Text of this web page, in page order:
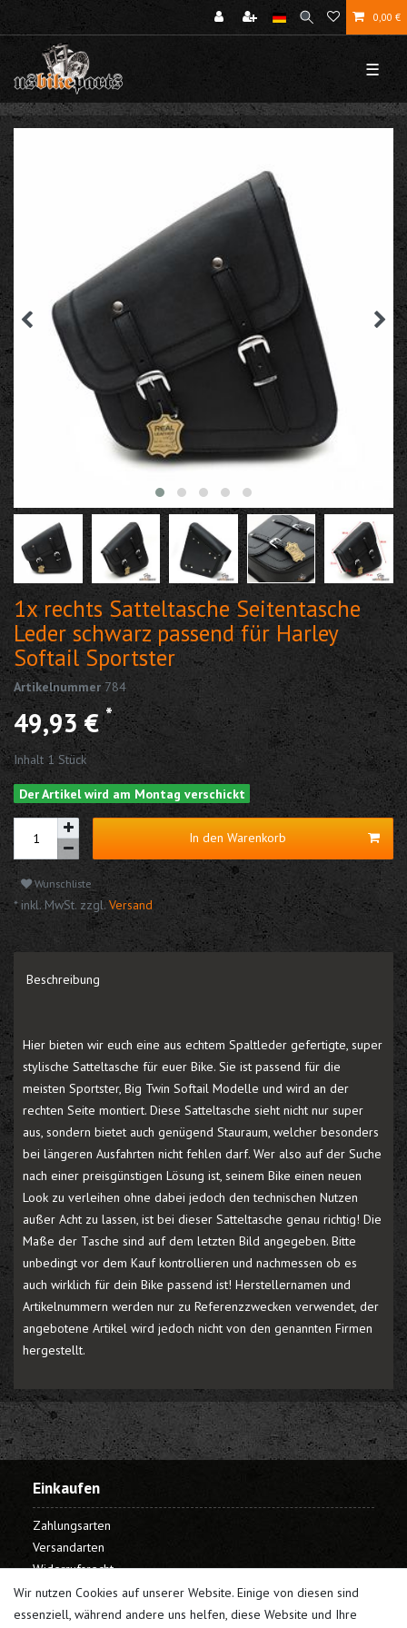
0,00 €
☰
1x rechts Satteltasche Seitentasche
Leder schwarz passend für Harley
Softail Sportster
Artikelnummer784
49,93 €*
Inhalt 1 Stück
Der Artikel wird am Montag verschickt
In den Warenkorb
Wunschliste
* inkl. MwSt. zzgl. Versand
Beschreibung
Hier bieten wir euch eine aus echtem Spaltleder gefertigte, super
stylische Satteltasche für euer Bike. Sie ist passend für die
meisten Sportster, Big Twin Softail Modelle und wird an der
rechten Seite montiert. Diese Satteltasche sieht nicht nur super
aus, sondern bietet auch genügend Stauraum, welcher besonders
bei längeren Ausfahrten nicht fehlen darf. Wer also auf der Suche
nach einer preisgünstigen Lösung ist, seinem Bike einen neuen
Look zu verleihen ohne dabei jedoch den technischen Nutzen
außer Acht zu lassen, ist bei dieser Satteltasche genau richtig! Die
Maße der Tasche sind auf dem letzten Bild angegeben. Bitte
unbedingt vor dem Kauf kontrollieren und nachmessen ob es
auch wirklich für dein Bike passend ist! Herstellernamen und
Artikelnummern werden nur zu Referenzzwecken verwendet, der
angebotene Artikel wird jedoch nicht von den genannten Firmen
hergestellt.
Wir nutzen Cookies auf unserer Website. Einige von diesen sind
essenziell, während andere uns helfen, diese Website und Ihre
Einkaufen
Zahlungsarten
Versandarten
Widerrufsrecht
Warenkorb
Kasse